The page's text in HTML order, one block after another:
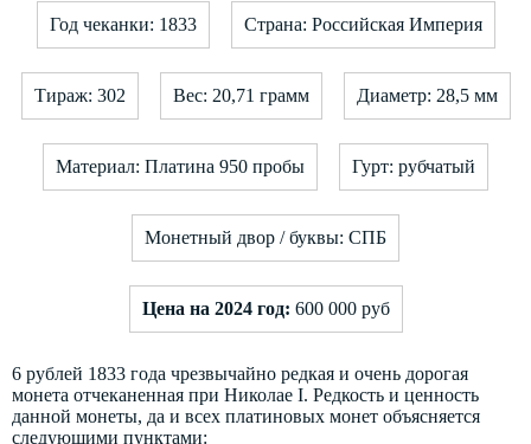
Год чеканки: 1833 Страна: Российская Империя
Тираж: 302 Вес: 20,71 грамм Диаметр: 28,5 мм
Материал: Платина 950 пробы Гурт: рубчатый
Монетный двор / буквы: СПБ
Цена на 2024 год: 600 000 руб
6 рублей 1833 года чрезвычайно редкая и очень дорогая
монета отчеканенная при Николае I. Редкость и ценность
данной монеты, да и всех платиновых монет объясняется
следующими пунктами: